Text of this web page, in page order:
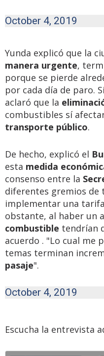
October 4, 2019
Yunda explicó que la
manera urgente,
porque se pierde
por cada día de paro.
aclaró que la
combustibles sí
transporte público.
De hecho, explicó el
esta medida
consenso entre la
diferentes gremios
implementar una
obstante, al haber un
combustible tendrían
acuerdo . "Lo cual me
temas terminan
pasaje".
October 4, 2019
Escucha la entrevista